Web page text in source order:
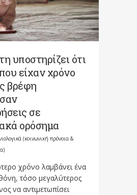
υποστηρίζει ότι
είχαν χρόνο
βρέφη
σε
ορόσημα
(κοινωνική πρόνοια &
χρόνο λαμβάνει ένα
τόσο μεγαλύτερος
να αντιμετωπίσει